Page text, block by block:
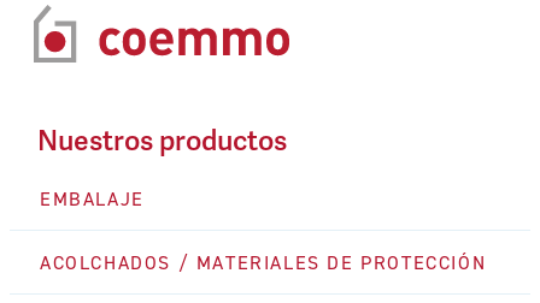
Nuestros productos
EMBALAJE
ACOLCHADOS / MATERIALES DE PROTECCIÓN